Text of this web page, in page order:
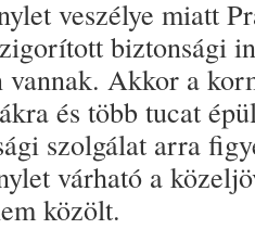
veszélye miatt
biztonsági
vannak. Akkor a
és több tucat
szolgálat arra
várható a
közölt.